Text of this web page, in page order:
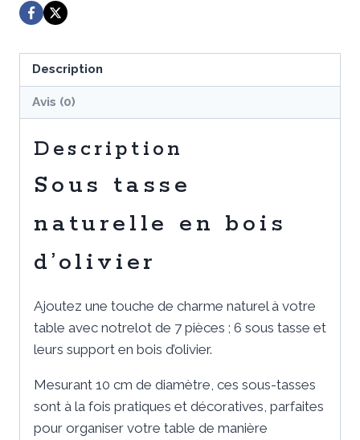
NATURELLE
EN
BOIS
D'OLIVIER
Description
Avis (0)
Description
Sous tasse
naturelle en bois
d’olivier
Ajoutez une touche de charme naturel à votre
table avec notrelot de 7 pièces ; 6 sous tasse et
leurs support en bois d’olivier.
Mesurant 10 cm de diamètre, ces sous-tasses
sont à la fois pratiques et décoratives, parfaites
pour organiser votre table de manière